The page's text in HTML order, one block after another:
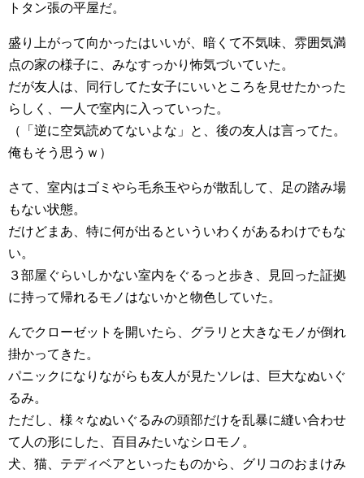
トタン張の平屋だ。
盛り上がって向かったはいいが、暗くて不気味、雰囲気満
点の家の様子に、みなすっかり怖気づいていた。
だが友人は、同行してた女子にいいところを見せたかった
らしく、一人で室内に入っていった。
（「逆に空気読めてないよな」と、後の友人は言ってた。
俺もそう思うｗ）
さて、室内はゴミやら毛糸玉やらが散乱して、足の踏み場
もない状態。
だけどまあ、特に何が出るといういわくがあるわけでもな
い。
３部屋ぐらいしかない室内をぐるっと歩き、見回った証拠
に持って帰れるモノはないかと物色していた。
んでクローゼットを開いたら、グラリと大きなモノが倒れ
掛かってきた。
パニックになりながらも友人が見たソレは、巨大なぬいぐ
るみ。
ただし、様々なぬいぐるみの頭部だけを乱暴に縫い合わせ
て人の形にした、百目みたいなシロモノ。
犬、猫、テディベアといったものから、グリコのおまけみ